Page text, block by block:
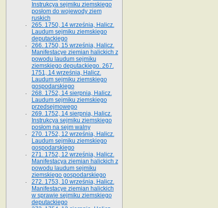
Instrukcya sejmiku ziemskiego
posłom do wojewody ziem
ruskich
265. 1750, 14 września, Halicz.
Laudum sejmiku ziemskiego
deputackiego
266. 1750, 15 września, Halicz.
Manifestacye ziemian halickich z
powodu laudum sejmiku
ziemskiego deputackiego. 267.
1751, 14 września, Halicz.
Laudum sejmiku ziemskiego
gospodarskiego
268. 1752, 14 sierpnia, Halicz.
Laudum sejmiku ziemskiego
przedsejmowego
269. 1752, 14 sierpnia, Halicz.
Instrukcya sejmiku ziemskiego
posłom na sejm walny
270. 1752, 12 września, Halicz.
Laudum sejmiku ziemskiego
gospodarskiego
271. 1752, 12 września, Halicz.
Manifestacya ziemian halickich z
powodu laudum sejmiku
ziemskiego gospodarskiego
272. 1753, 10 września, Halicz.
Manifestacye ziemian halickich
w sprawie sejmiku ziemskiego
deputackiego